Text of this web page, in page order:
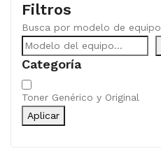
Filtros
Busca por modelo de equipo
Categoría
Categoría
Toner Genérico y Original
Aplicar